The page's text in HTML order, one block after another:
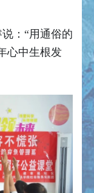
：“用通俗的
心中生根发